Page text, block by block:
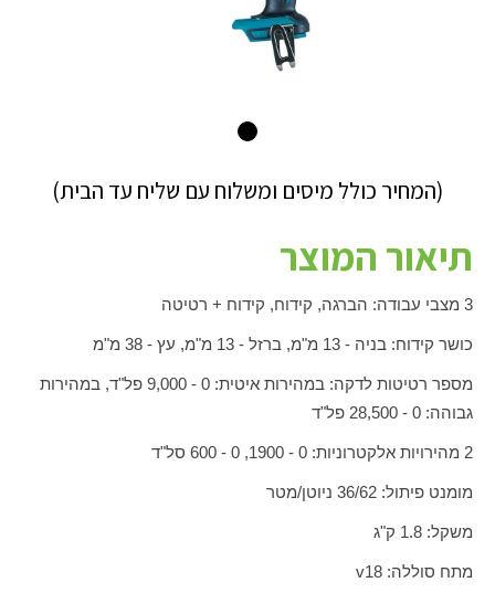
(המחיר כולל מיסים ומשלוח עם שליח עד הבית)
תיאור המוצר
3 מצבי עבודה: הברגה, קידוח, קידוח + רטיטה
כושר קידוח: בניה - 13 מ"מ, ברזל - 13 מ"מ, עץ - 38 מ"מ
מספר רטיטות לדקה: במהירות איטית: 0 - 9,000 פל"ד, במהירות
גבוהה: 0 - 28,500 פל"ד
2 מהירויות אלקטרוניות: 0 - 1900, 0 - 600 סל"ד
מומנט פיתול: 36/62 ניוטן/מטר
משקל: 1.8 ק"ג
מתח סוללה: 18 v